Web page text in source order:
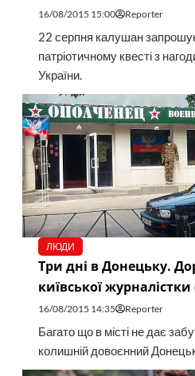
16/08/2015 15:00 Reporter
22 серпня калушан
патріотичному квесті з
України.
ЛЮДИ
Три дні в Донецьку.
київської
16/08/2015 14:35 Reporter
Багато що в місті не дає
колишній довоєнний